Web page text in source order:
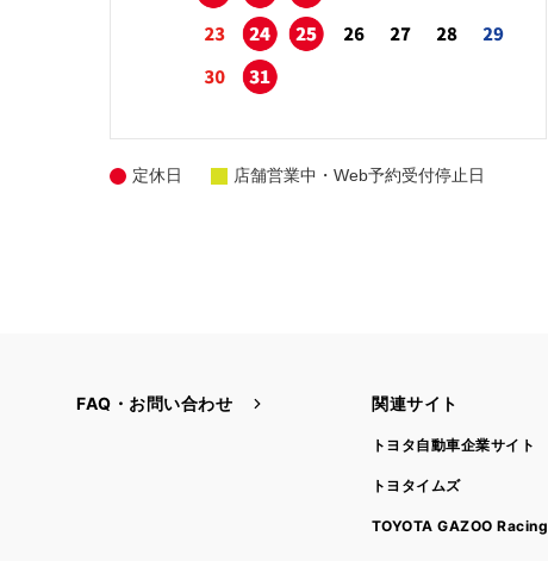
定休日 店舗営業中・Web予約受付停止日
FAQ・お問い合わせ 関連サイト
トヨタ自動車企業サイト
トヨタイムズ
TOYOTA GAZOO Racing